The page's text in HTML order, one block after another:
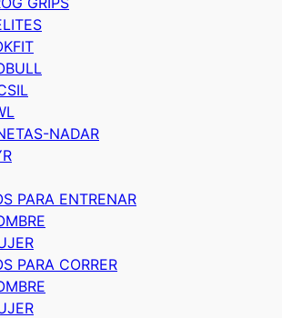
NADAR
PARA ENTRENAR
PARA CORRER